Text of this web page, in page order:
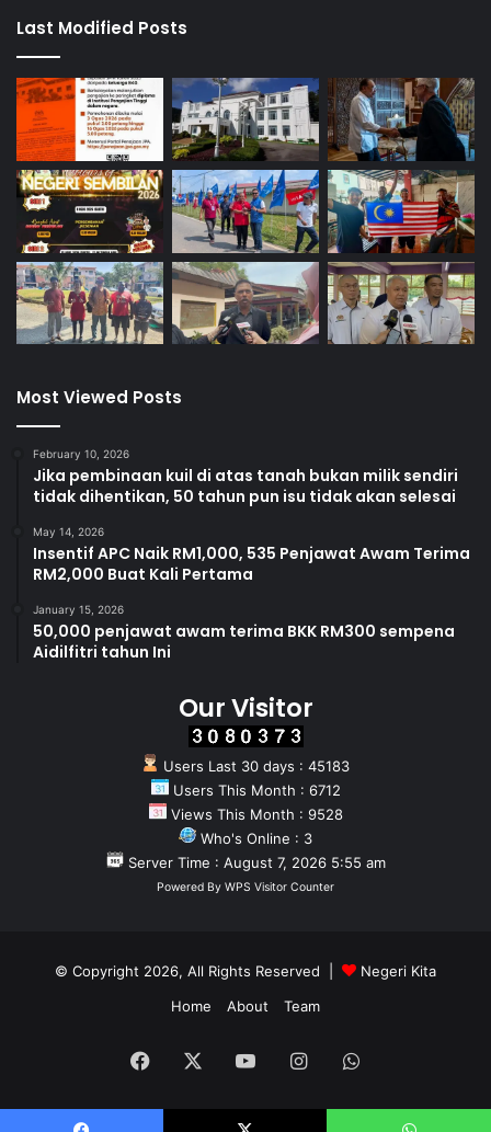
k
t
u
r
y
a
n
g
e
r
k
t
i
Last Modified Posts
Most Viewed Posts
February 10, 2026
Jika pembinaan kuil di atas tanah bukan milik sendiri
tidak dihentikan, 50 tahun pun isu tidak akan selesai
May 14, 2026
Insentif APC Naik RM1,000, 535 Penjawat Awam Terima
RM2,000 Buat Kali Pertama
January 15, 2026
50,000 penjawat awam terima BKK RM300 sempena
Aidilfitri tahun Ini
Our Visitor
Users Last 30 days : 45183
Users This Month : 6712
Views This Month : 9528
Who's Online : 3
Server Time : August 7, 2026 5:55 am
Powered By WPS Visitor Counter
© Copyright 2026, All Rights Reserved |
Negeri Kita
Home
About Team
Facebook YouTubeInstagramWhatsApp